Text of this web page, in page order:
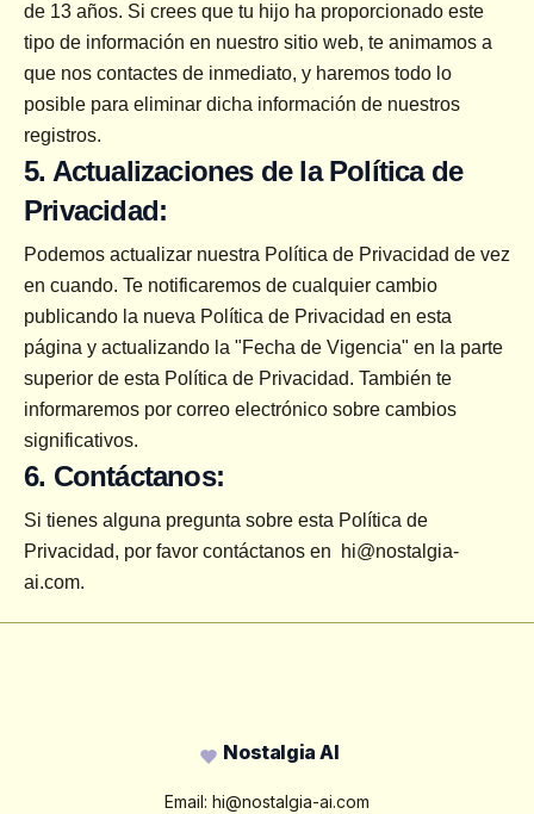
de 13 años. Si crees que tu hijo ha proporcionado este
tipo de información en nuestro sitio web, te animamos a
que nos contactes de inmediato, y haremos todo lo
posible para eliminar dicha información de nuestros
registros.
5. Actualizaciones de la Política de
Privacidad:
Podemos actualizar nuestra Política de Privacidad de vez
en cuando. Te notificaremos de cualquier cambio
publicando la nueva Política de Privacidad en esta
página y actualizando la "Fecha de Vigencia" en la parte
superior de esta Política de Privacidad. También te
informaremos por correo electrónico sobre cambios
significativos.
6. Contáctanos:
Si tienes alguna pregunta sobre esta Política de
Privacidad, por favor contáctanos en
hi@nostalgia-
ai.com.
Nostalgia AI
Email: hi@nostalgia-ai.com